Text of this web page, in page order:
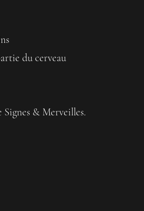
du cerveau
Signes & Merveilles.